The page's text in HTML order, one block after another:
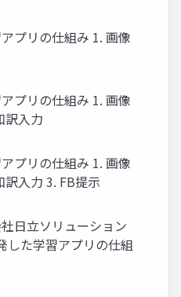
プリの仕組み 1. 画像
プリの仕組み 1. 画像
訳入力
プリの仕組み 1. 画像
訳入力 3. FB提示
日立ソリューション
した学習アプリの仕組